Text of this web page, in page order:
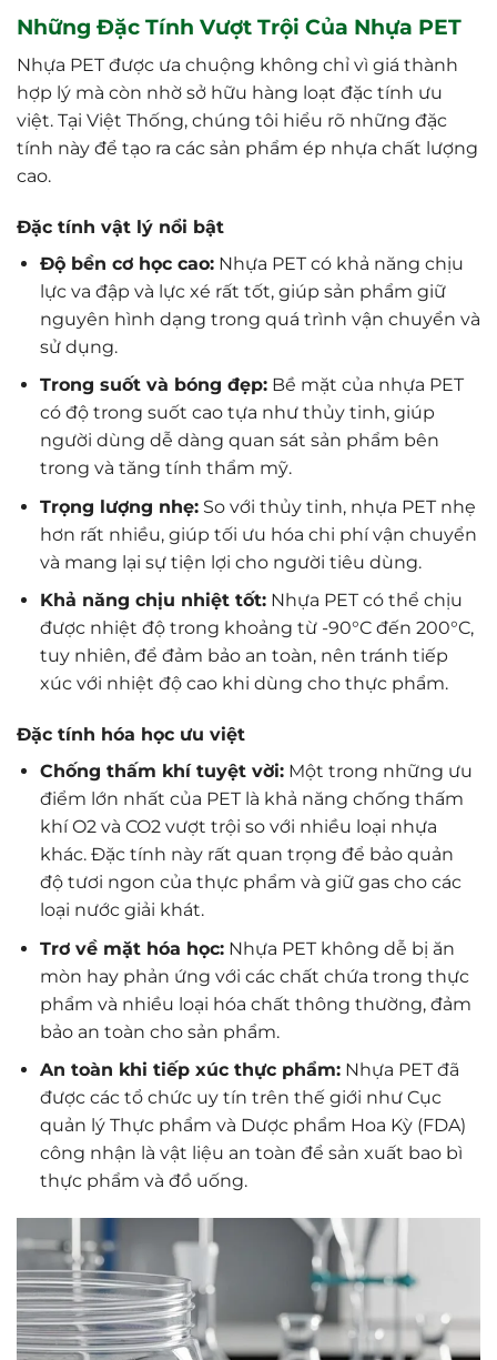
Những Đặc Tính Vượt Trội Của Nhựa PET
Nhựa PET được ưa chuộng không chỉ vì giá thành
hợp lý mà còn nhờ sở hữu hàng loạt đặc tính ưu
việt. Tại Việt Thống, chúng tôi hiểu rõ những đặc
tính này để tạo ra các sản phẩm ép nhựa chất lượng
cao.
Đặc tính vật lý nổi bật
Độ bền cơ học cao:Nhựa PET có khả năng chịu
lực va đập và lực xé rất tốt, giúp sản phẩm giữ
nguyên hình dạng trong quá trình vận chuyển và
sử dụng.
Trong suốt và bóng đẹp:Bề mặt của nhựa PET
có độ trong suốt cao tựa như thủy tinh, giúp
người dùng dễ dàng quan sát sản phẩm bên
trong và tăng tính thẩm mỹ.
Trọng lượng nhẹ:So với thủy tinh, nhựa PET nhẹ
hơn rất nhiều, giúp tối ưu hóa chi phí vận chuyển
và mang lại sự tiện lợi cho người tiêu dùng.
Khả năng chịu nhiệt tốt:Nhựa PET có thể chịu
được nhiệt độ trong khoảng từ -90°C đến 200°C,
tuy nhiên, để đảm bảo an toàn, nên tránh tiếp
xúc với nhiệt độ cao khi dùng cho thực phẩm.
Đặc tính hóa học ưu việt
Chống thấm khí tuyệt vời:Một trong những ưu
điểm lớn nhất của PET là khả năng chống thấm
khí O2 và CO2 vượt trội so với nhiều loại nhựa
khác. Đặc tính này rất quan trọng để bảo quản
độ tươi ngon của thực phẩm và giữ gas cho các
loại nước giải khát.
Trơ về mặt hóa học:Nhựa PET không dễ bị ăn
mòn hay phản ứng với các chất chứa trong thực
phẩm và nhiều loại hóa chất thông thường, đảm
bảo an toàn cho sản phẩm.
An toàn khi tiếp xúc thực phẩm:Nhựa PET đã
được các tổ chức uy tín trên thế giới như Cục
quản lý Thực phẩm và Dược phẩm Hoa Kỳ (FDA)
công nhận là vật liệu an toàn để sản xuất bao bì
thực phẩm và đồ uống.